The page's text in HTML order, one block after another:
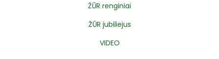
ŽŪR renginiai
ŽŪR jubiliejus
VIDEO